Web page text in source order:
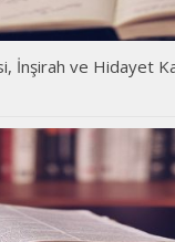
İnşirah ve Hidayet